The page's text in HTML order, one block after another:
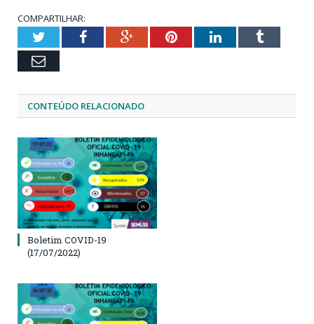
COMPARTILHAR:
TwitterFacebookGoogle+PinterestLinkedInTumblr
Email
CONTEÚDO RELACIONADO
Boletim COVID-19
(17/07/2022)